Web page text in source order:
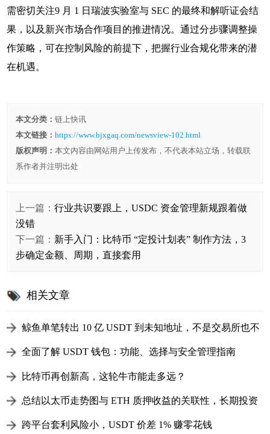
需密切关注9 月 1 日瑞波实验室与 SEC 的最终和解听证会结
果，以及新兴市场合作项目的推进情况。通过分步骤调整操
作策略，可在控制风险的前提下，把握行业合规化带来的潜
在机遇。
本文分类： 链上快讯
本文链接： https://www.bjxgaq.com/newsview-102.html
版权声明： 本文内容由网站用户上传发布，不代表本站立场，转载联
系作者并注明出处
上一篇： 行业共识要跟上，USDC 资金管理新规跟着做
没错
下一篇： 新手入门：比特币 “定投计划表” 制作方法，3
步确定金额、周期，直接套用
相关文章
鲸鱼单笔转出 10 亿 USDT 到未知地址，不是交易所也不
全面了解 USDT 钱包：功能、选择与安全管理指南
比特币再创新高，这轮牛市能走多远？
总结以太币走势图与 ETH 质押收益的关联性，长期投资
跨平台套利风险小，USDT 价差 1% 赚零花钱